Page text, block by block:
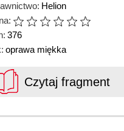
Helion
376
oprawa miękka
Czytaj fragment